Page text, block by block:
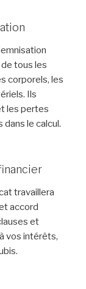
tous les
corporels, les
Ils
les pertes
le calcul.
travaillera
accord
et
vos intérêts,